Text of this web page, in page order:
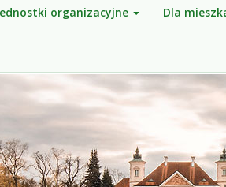
organizacyjne Dla